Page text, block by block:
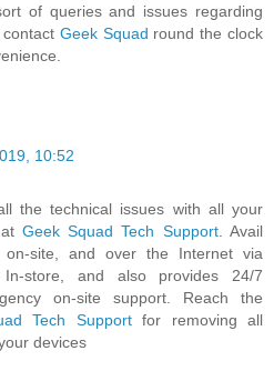
of queries and issues regarding
Geek Squad round the clock
10:52
the technical issues with all your
Geek Squad Tech Support. Avail
site, and over the Internet via
store, and also provides 24/7
on-site support. Reach the
Tech Supportfor removing all
devices